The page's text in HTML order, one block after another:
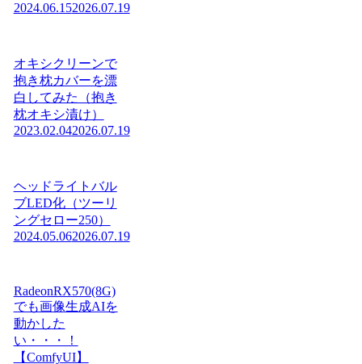
2024.06.152026.07.19
オキシクリーンで
抱き枕カバーを漂
白してみた（抱き
枕オキシ漬け）
2023.02.042026.07.19
ヘッドライトバル
ブLED化（ツーリ
ングセロー250）
2024.05.062026.07.19
RadeonRX570(8G)
でも画像生成AIを
動かした
い・・・！
【ComfyUI】